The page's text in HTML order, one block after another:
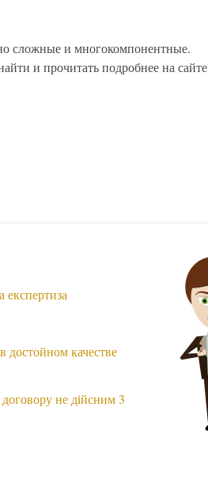
сложные и многокомпонентные.
и прочитать подробнее на сайте
експертиза
качестве
не дійсним 3